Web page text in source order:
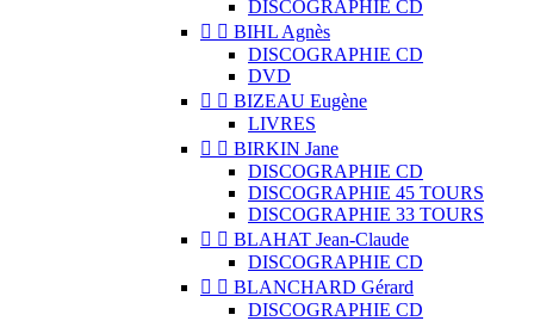
DISCOGRAPHIE CD
  BIHL Agnès
DISCOGRAPHIE CD
DVD
  BIZEAU Eugène
LIVRES
  BIRKIN Jane
DISCOGRAPHIE CD
DISCOGRAPHIE 45 TOURS
DISCOGRAPHIE 33 TOURS
  BLAHAT Jean-Claude
DISCOGRAPHIE CD
  BLANCHARD Gérard
DISCOGRAPHIE CD